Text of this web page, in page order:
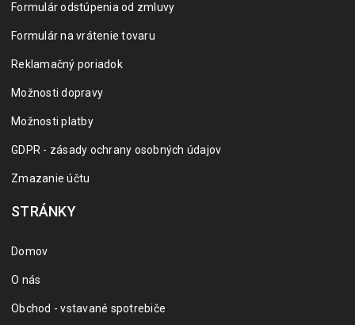
Formulár odstúpenia od zmluvy
Formulár na vrátenie tovaru
Reklamačný poriadok
Možnosti dopravy
Možnosti platby
GDPR - zásady ochrany osobných údajov
Zmazanie účtu
STRÁNKY
Domov
O nás
Obchod - vstavané spotrebiče